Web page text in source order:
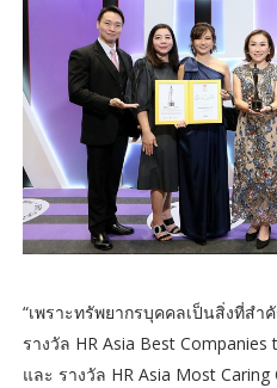
“เพราะทรัพยากรบุคคลเป็นสิ่งที่ส
รางวัล HR Asia Best
และ รางวัล HR Asia Most